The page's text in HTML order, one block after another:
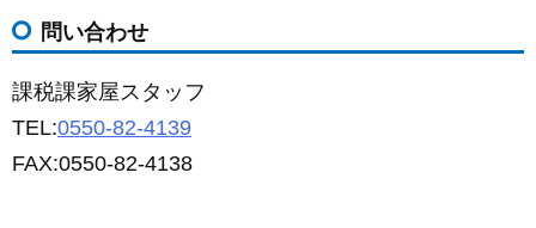
問い合わせ
課税課家屋スタッフ
TEL:0550-82-4139
FAX:0550-82-4138